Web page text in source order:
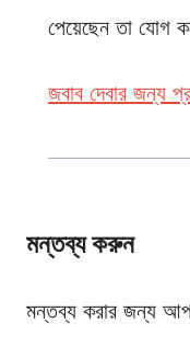
পেয়েছেন তা যোগ
জবাব দেবার জন্য
মন্তব্য করুন
মন্তব্য করার জন্য